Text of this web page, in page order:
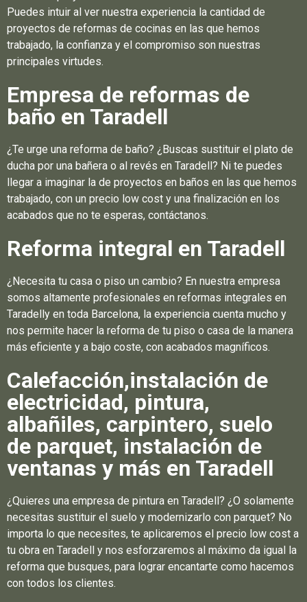
Puedes intuir al ver nuestra experiencia la cantidad de
proyectos de reformas de cocinas en las que hemos
trabajado, la confianza y el compromiso son nuestras
principales virtudes.
Empresa de reformas de
baño en Taradell
¿Te urge una reforma de baño? ¿Buscas sustituir el plato de
ducha por una bañera o al revés en Taradell? Ni te puedes
llegar a imaginar la de proyectos en baños en las que hemos
trabajado, con un precio low cost y una finalización en los
acabados que no te esperas, contáctanos.
Reforma integral en Taradell
¿Necesita tu casa o piso un cambio? En nuestra empresa
somos altamente profesionales en reformas integrales en
Taradelly en toda Barcelona, la experiencia cuenta mucho y
nos permite hacer la reforma de tu piso o casa de la manera
más eficiente y a bajo coste, con acabados magníficos.
Calefacción,instalación de
electricidad, pintura,
albañiles, carpintero, suelo
de parquet, instalación de
ventanas y más en Taradell
¿Quieres una empresa de pintura en Taradell? ¿O solamente
necesitas sustituir el suelo y modernizarlo con parquet? No
importa lo que necesites, te aplicaremos el precio low cost a
tu obra en Taradell y nos esforzaremos al máximo da igual la
reforma que busques, para lograr encantarte como hacemos
con todos los clientes.